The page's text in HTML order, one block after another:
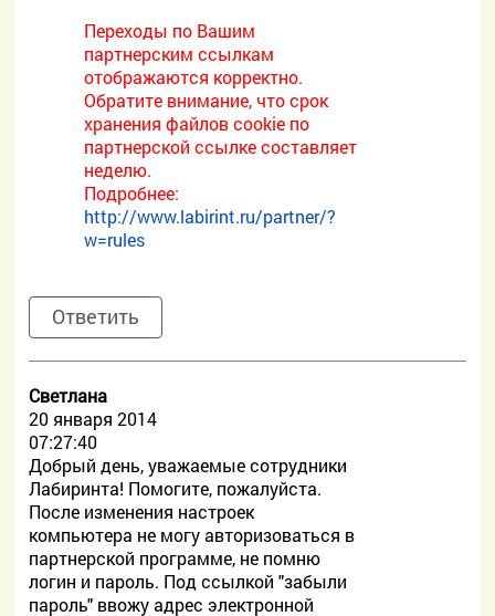
Переходы по Вашим
партнерским ссылкам
отображаются корректно.
Обратите внимание, что срок
хранения файлов cookie по
партнерской ссылке составляет
неделю.
Подробнее:
http://www.labirint.ru/partner/?
w=rules
Ответить
Светлана
20 января 2014
07:27:40
Добрый день, уважаемые сотрудники
Лабиринта! Помогите, пожалуйста.
После изменения настроек
компьютера не могу авторизоваться в
партнерской программе, не помню
логин и пароль. Под ссылкой "забыли
пароль" ввожу адрес электронной